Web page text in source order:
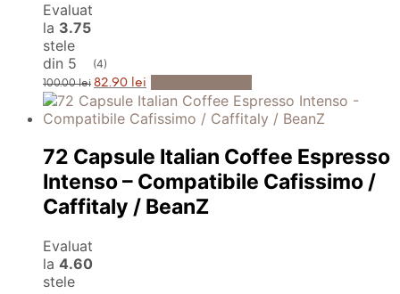
Evaluat
la 3.75
stele
din 5
(4)
100.00lei Prețul
inițial
a
fost:
82.90 lei Prețul
curent
este:
82.90 lei.
72 Capsule Italian Coffee Espresso
Intenso – Compatibile Cafissimo /
Caffitaly / BeanZ
Evaluat
la 4.60
stele